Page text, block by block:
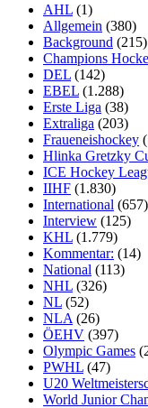
AHL (1)
Allgemein (380)
Background (215)
Champions
DEL (142)
EBEL (1.288)
Erste Liga (38)
Extraliga (203)
Fraueneishockey
Hlinka Gretzky
ICE Hockey
IIHF (1.830)
International (657)
Interview (125)
KHL (1.779)
Kommentar: (14)
National (113)
NHL (326)
NL (52)
NLA (26)
ÖEHV (397)
Olympic Games
PWHL (47)
U20
World Junior